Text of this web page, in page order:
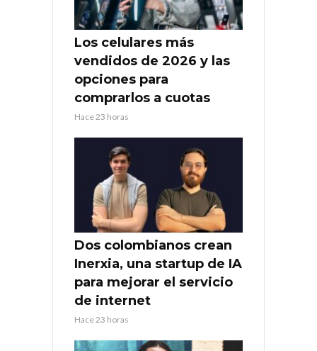
Los celulares más
vendidos de 2026 y las
opciones para
comprarlos a cuotas
Hace 23 horas
Dos colombianos crean
Inerxia, una startup de IA
para mejorar el servicio
de internet
Hace 23 horas